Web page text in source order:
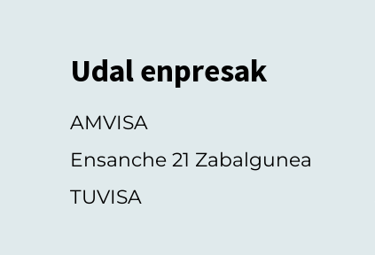
Udal enpresak
AMVISA
Ensanche 21 Zabalgunea
TUVISA